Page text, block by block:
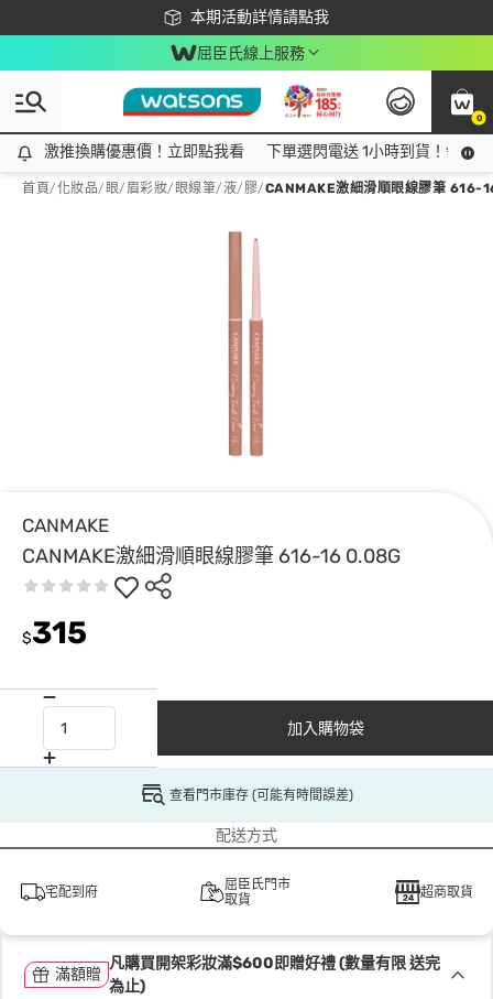
本期活動詳情請點我
下載app最高回饋$350
屈臣氏線上服務
0
激推換購優惠價！立即點我看
激推換購優惠價！立即點我看 下單選閃電送 1小時到貨！領神
首頁/化妝品/ 眼/眉彩妝/ 眼線筆/液/膠/CANMAKE激細滑順眼線膠筆 616-
CANMAKE
CANMAKE激細滑順眼線膠筆 616-16 0.08G
$315
加入購物袋
查看門市庫存 (可能有時間誤差)
配送方式
宅配到府
屈臣氏門市
取貨
超商取貨
滿額贈
凡購買開架彩妝滿$600即贈好禮 (數量有限 送完
為止)